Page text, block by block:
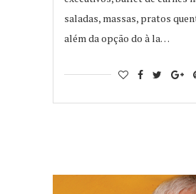
saladas, massas, pratos
além da opção do à la…